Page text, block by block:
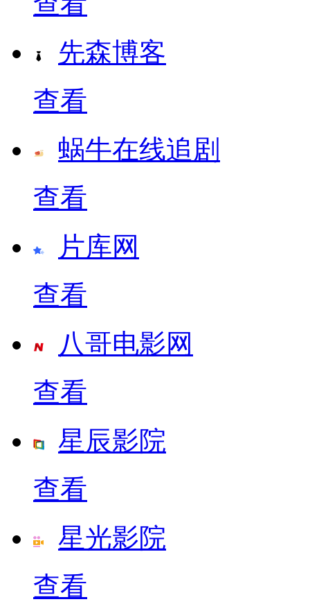
先森博客
查看
蜗牛在线追剧
查看
片库网
查看
八哥电影网
查看
星辰影院
查看
星光影院
查看